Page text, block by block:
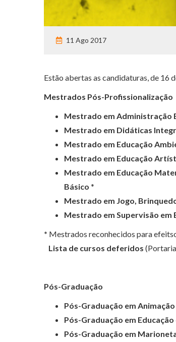
11 Ago 2017
Estão abertas as candidaturas, de 16
Mestrados Pós-Profissionalização
Mestrado em Administração
Mestrado em Didáticas
Mestrado em Educação
Mestrado em Educação
Mestrado em Educação
Básico *
Mestrado em Jogo,
Mestrado em Supervisão em
* Mestrados reconhecidos para
Lista de cursos deferidos
Pós-Graduação
Pós-Graduação em
Pós-Graduação em
Pós-Graduação em